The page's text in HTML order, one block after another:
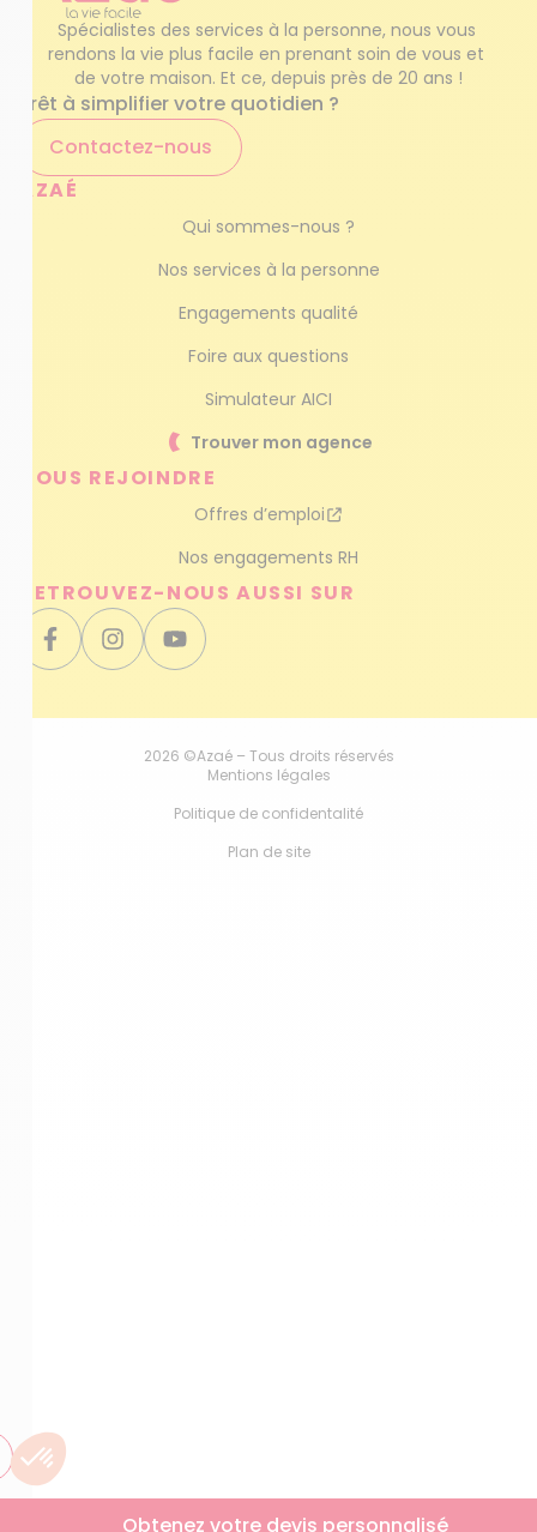
Spécialistes des services à la personne, nous vous
rendons la vie plus facile en prenant soin de vous et
de votre maison. Et ce, depuis près de 20 ans !
Prêt à simplifier votre quotidien ?
Contactez-nous
AZAÉ
Qui sommes-nous ?
Nos services à la personne
Engagements qualité
Foire aux questions
Simulateur AICI
Trouver mon agence
NOUS REJOINDRE
Offres d’emploi
Nos engagements RH
RETROUVEZ-NOUS AUSSI SUR
2026 ©Azaé – Tous droits réservés
Mentions légales
Politique de confidentalité
Plan de site
Obtenez votre devis personnalisé